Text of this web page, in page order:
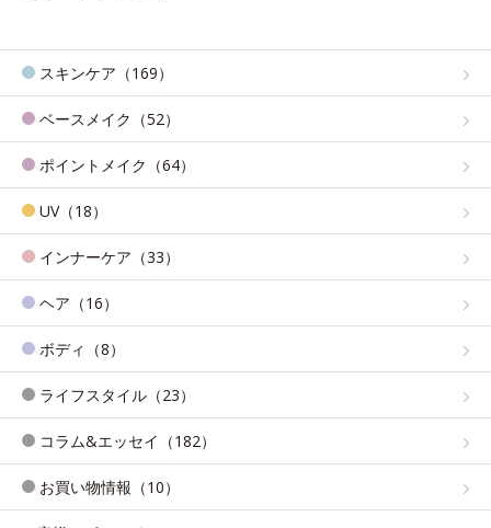
スキンケア（169）
ベースメイク（52）
ポイントメイク（64）
UV（18）
インナーケア（33）
ヘア（16）
ボディ（8）
ライフスタイル（23）
コラム&エッセイ（182）
お買い物情報（10）